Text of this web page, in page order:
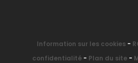
Information sur les cookies -
confidentialité- Plan du site-